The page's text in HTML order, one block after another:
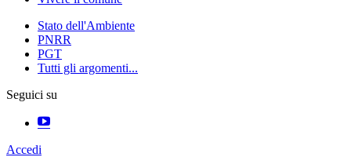
Stato dell'Ambiente
PNRR
PGT
Tutti gli argomenti...
Seguici su
Accedi